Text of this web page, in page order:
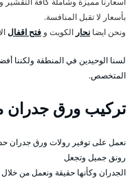
بأسعار لا تقبل المنافسة.
ونحن ايضا نحار الكويت و فتح اقفال
لسنا الوحيدين في المنطقة ولكننا
المتخصص.
تركيب ورق
رونق جميل وتجعل
الجدران وكأنها حقيقة ونعمل من